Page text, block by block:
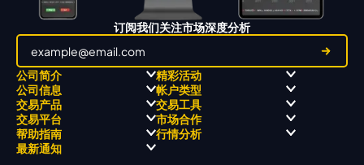
订阅我们关注市场深度分析
公司简介
关于
关于 KCM Group
三大优势
奖项和成就
精彩活动
职业高尔夫 x 飘移队
全球高尔夫锦标赛
公司信息
经营理念
公开信息与风险披露
公司新闻
视频库
帐户类型
ECN 账户
STP 账户
账户比较
交易产品
Forex
贵金属
能源
交易工具
交易平台
MetaTrader 4
MetaTrader 5
市场合作
帮助指南 行情分析
最新通知